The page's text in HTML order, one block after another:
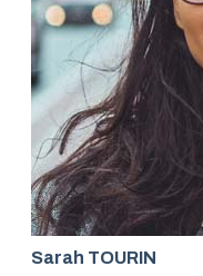
Sarah TOURIN